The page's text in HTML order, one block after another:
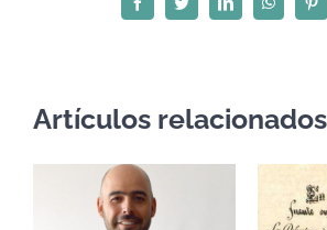
FacebookTwitterLinkedInWhatsApp
Artículos relacionados